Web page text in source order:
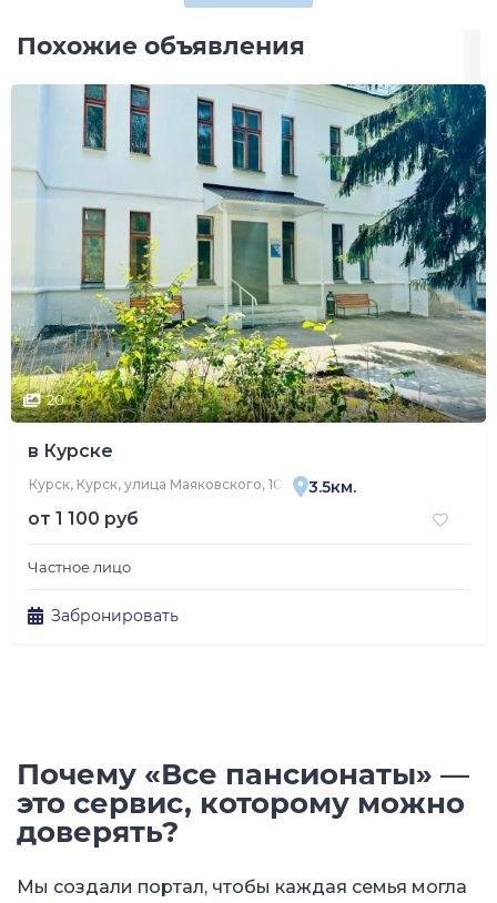
Похожие объявления
20
в Курске
Курск, Курск, улица Маяковского, 100 3.5км.
от 1 100 руб
Частное лицо
Забронировать
Почему «Все пансионаты» —
это сервис, которому можно
доверять?
Мы создали портал, чтобы каждая семья могла